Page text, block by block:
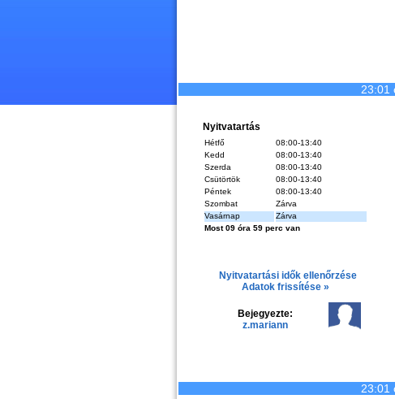
23:01
Nyitvatartás
Hétfő
08:00-13:40
Kedd
08:00-13:40
Szerda
08:00-13:40
Csütörtök
08:00-13:40
Péntek
08:00-13:40
Szombat
Zárva
Vasárnap
Zárva
Most 09 óra 59 perc van
Nyitvatartási idők ellenőrzése
Adatok frissítése »
Bejegyezte:
z.mariann
23:01